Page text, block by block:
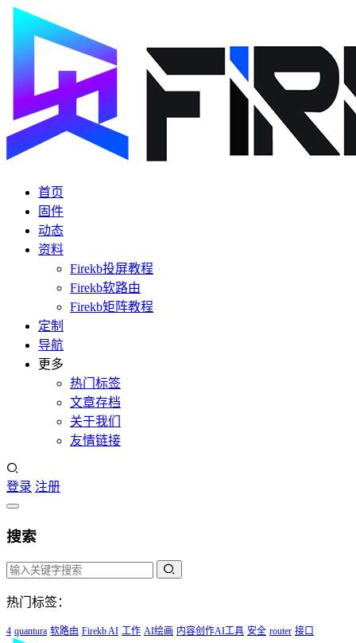
首页
固件
动态
资料
Firekb投屏教程
Firekb软路由
Firekb矩阵教程
定制
导航
更多
热门标签
文章存档
关于我们
友情链接
登录 注册
搜索
热门标签：
4 quantura 软路由 Firekb AI 工作 AI绘画 内容创作AI工具 安全 router 接口